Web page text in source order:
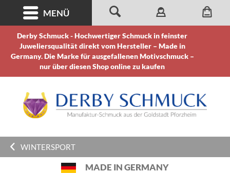
Derby Schmuck - Hochwertiger Schmuck in feinster
Juweliersqualität direkt vom Hersteller – Made in
Germany. Die Marke für ausgefallenen Motivschmuck –
nur über diesen Shop online zu kaufen
MENÜ
WINTERSPORT
MADE IN GERMANY